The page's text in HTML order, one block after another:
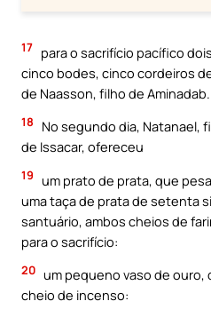
17 para o sacrifício pacífico
cinco bodes, cinco cordeiros
de Naasson, filho de Aminadab.
18
No segundo dia, Natanael,
de Issacar, ofereceu
19 um prato de prata, que
uma taça de prata de setenta
santuário, ambos cheios de
para o sacrifício:
20 um pequeno vaso de ouro,
cheio de incenso: